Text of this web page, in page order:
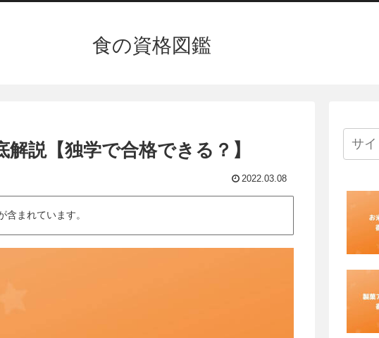
食の資格図鑑
説【独学で合格できる？】
2022.03.08
含まれています。